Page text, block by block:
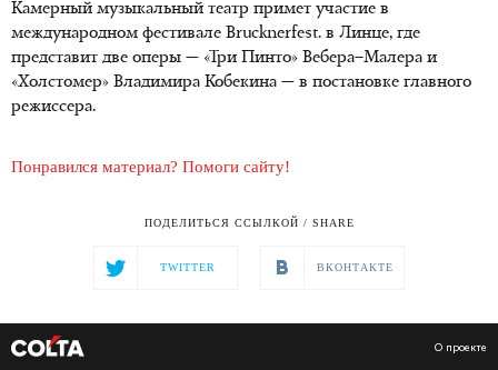
Камерный музыкальный театр примет участие в
международном фестивале Brucknerfest. в Линце, где
представит две оперы — «Три Пинто» Вебера–Малера и
«Холстомер» Владимира Кобекина — в постановке главного
режиссера.
Понравился материал? Помоги сайту!
ПОДЕЛИТЬСЯ ССЫЛКОЙ / SHARE
TWITTER ВКОНТАКТЕ
О проекте